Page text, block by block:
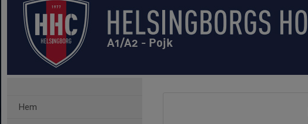
A1/A2 - Pojk
Hem